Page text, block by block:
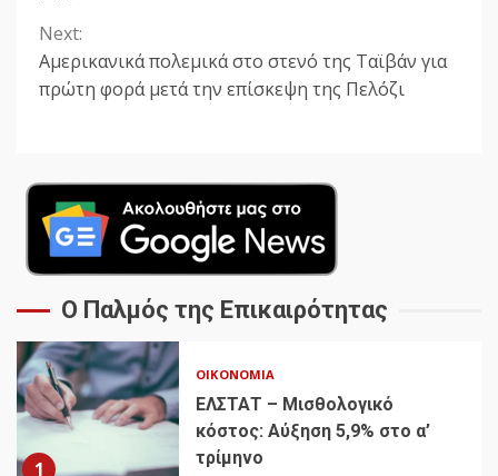
Next:
Αμερικανικά πολεμικά στο στενό της Ταϊβάν για
πρώτη φορά μετά την επίσκεψη της Πελόζι
Ο Παλμός της Επικαιρότητας
1
ΟΙΚΟΝΟΜΊΑ
ΕΛΣΤΑΤ – Μισθολογικό
κόστος: Αύξηση 5,9% στο α’
τρίμηνο